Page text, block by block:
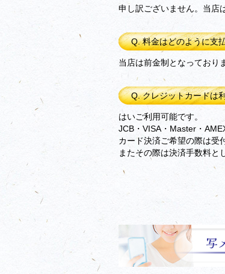
申し訳ございません。当店
Q. 料金はどのように支
当店は前金制となっており
Q. クレジットカードは
はいご利用可能です。
JCB・VISA・Master・
カード決済ご希望の際は受
またその際は決済手数料と